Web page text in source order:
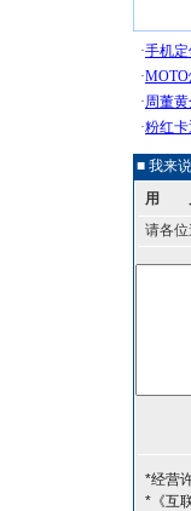
■ 我来
用
请各位
*经营
*《互